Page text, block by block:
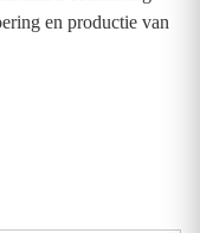
en productie van